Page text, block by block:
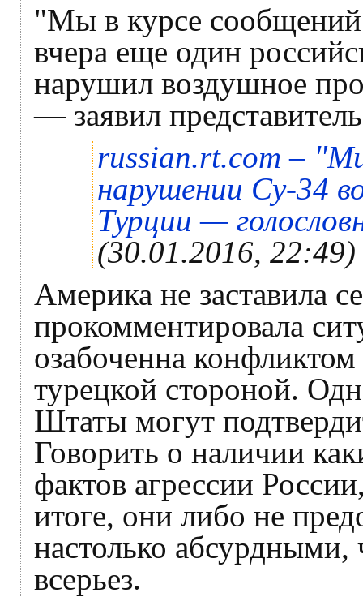
"Мы в курсе
вчера еще один
нарушил воздушное
— заявил
russian.rt.com – "
нарушении Су-34
Турции —
(30.01.2016, 22:49)
Америка не заставила
прокомментировала
озабоченна
турецкой стороной.
Штаты могут
Говорить о наличии
фактов агрессии
итоге, они либо не
настолько абсурдными,
всерьез.